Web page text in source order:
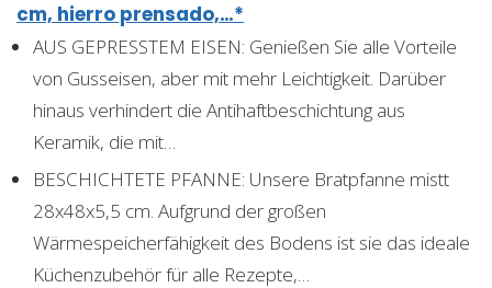
cm, hierro prensado,…*
AUS GEPRESSTEM EISEN: Genießen Sie alle Vorteile
von Gusseisen, aber mit mehr Leichtigkeit. Darüber
hinaus verhindert die Antihaftbeschichtung aus
Keramik, die mit…
BESCHICHTETE PFANNE: Unsere Bratpfanne mistt
28x48x5,5 cm. Aufgrund der großen
Wärmespeicherfähigkeit des Bodens ist sie das ideale
Küchenzubehör für alle Rezepte,…